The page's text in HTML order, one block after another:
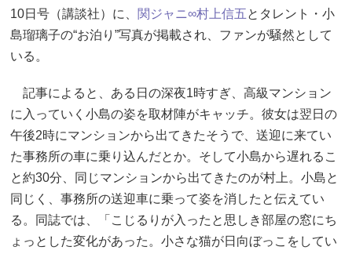
10日号（講談社）に、 関ジャニ∞村上信五とタレント・小
島瑠璃子の“お泊り”写真が掲載され、ファンが騒然として
いる。
記事によると、ある日の深夜1時すぎ、高級マンション
に入っていく小島の姿を取材陣がキャッチ。彼女は翌日の
午後2時にマンションから出てきたそうで、送迎に来てい
た事務所の車に乗り込んだとか。そして小島から遅れるこ
と約30分、同じマンションから出てきたのが村上。小島と
同じく、事務所の送迎車に乗って姿を消したと伝えてい
る。同誌では、「こじるりが入ったと思しき部屋の窓にち
ょっとした変化があった。小さな猫が日向ぼっこをしてい